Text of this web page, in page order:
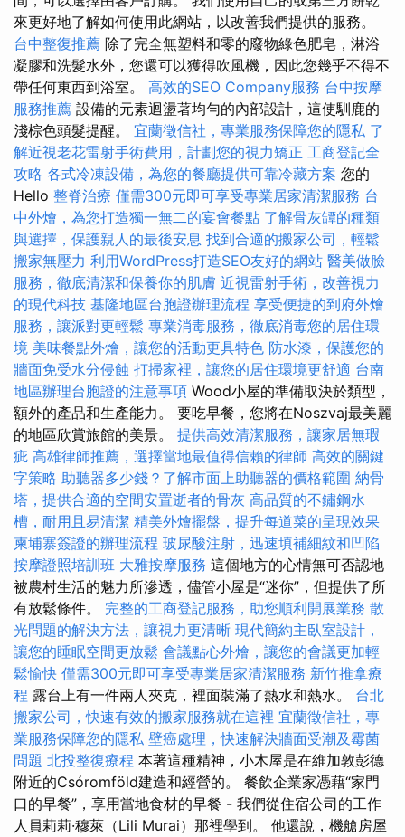
來更好地了解如何使用此網站，以改善我們提供的服務。
台中整復推薦 除了完全無塑料和零的廢物綠色肥皂，淋浴
凝膠和洗髮水外，您還可以獲得吹風機，因此您幾乎不得不
帶任何東西到浴室。 高效的SEO Company服務 台中按摩
服務推薦 設備的元素迴盪著均勻的內部設計，這使馴鹿的
淺棕色頭髮提醒。 宜蘭徵信社，專業服務保障您的隱私 了
解近視老花雷射手術費用，計劃您的視力矯正 工商登記全
攻略 各式冷凍設備，為您的餐廳提供可靠冷藏方案 您的
Hello 整脊治療 僅需300元即可享受專業居家清潔服務 台
中外燴，為您打造獨一無二的宴會餐點 了解骨灰罈的種類
與選擇，保護親人的最後安息 找到合適的搬家公司，輕鬆
搬家無壓力 利用WordPress打造SEO友好的網站 醫美做臉
服務，徹底清潔和保養你的肌膚 近視雷射手術，改善視力
的現代科技 基隆地區台胞證辦理流程 享受便捷的到府外燴
服務，讓派對更輕鬆 專業消毒服務，徹底消毒您的居住環
境 美味餐點外燴，讓您的活動更具特色 防水漆，保護您的
牆面免受水分侵蝕 打掃家裡，讓您的居住環境更舒適 台南
地區辦理台胞證的注意事項 Wood小屋的準備取決於類型，
額外的產品和生產能力。 要吃早餐，您將在Noszvaj最美麗
的地區欣賞旅館的美景。 提供高效清潔服務，讓家居無瑕
疵 高雄律師推薦，選擇當地最值得信賴的律師 高效的關鍵
字策略 助聽器多少錢？了解市面上助聽器的價格範圍 納骨
塔，提供合適的空間安置逝者的骨灰 高品質的不鏽鋼水
槽，耐用且易清潔 精美外燴擺盤，提升每道菜的呈現效果
柬埔寨簽證的辦理流程 玻尿酸注射，迅速填補細紋和凹陷
按摩證照培訓班 大雅按摩服務 這個地方的心情無可否認地
被農村生活的魅力所滲透，儘管小屋是“迷你”，但提供了所
有放鬆條件。 完整的工商登記服務，助您順利開展業務 散
光問題的解決方法，讓視力更清晰 現代簡約主臥室設計，
讓您的睡眠空間更放鬆 會議點心外燴，讓您的會議更加輕
鬆愉快 僅需300元即可享受專業居家清潔服務 新竹推拿療
程 露台上有一件兩人夾克，裡面裝滿了熱水和熱水。 台北
搬家公司，快速有效的搬家服務就在這裡 宜蘭徵信社，專
業服務保障您的隱私 壁癌處理，快速解決牆面受潮及霉菌
問題 北投整復療程 本著這種精神，小木屋是在維加敦彭德
附近的Csóromföld建造和經營的。 餐飲企業家憑藉“家門
口的早餐”，享用當地食材的早餐 - 我們從住宿公司的工作
人員莉莉·穆萊（Lili Murai）那裡學到。 他還說，機艙房屋